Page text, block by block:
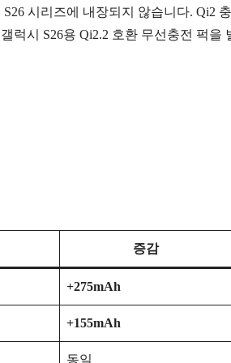
시리즈에 내장되지 않습니다. Qi2
럭시 S26용 Qi2.2 호환 무선충전 퍽을
증감
+275mAh
+155mAh
동일